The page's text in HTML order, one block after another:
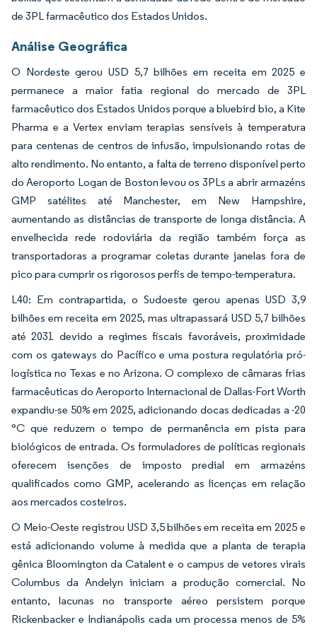
de 3PL farmacêutico dos Estados Unidos.
Análise Geográfica
O Nordeste gerou USD 5,7 bilhões em receita em 2025 e
permanece a maior fatia regional do mercado de 3PL
farmacêutico dos Estados Unidos porque a bluebird bio, a Kite
Pharma e a Vertex enviam terapias sensíveis à temperatura
para centenas de centros de infusão, impulsionando rotas de
alto rendimento. No entanto, a falta de terreno disponível perto
do Aeroporto Logan de Boston levou os 3PLs a abrir armazéns
GMP satélites até Manchester, em New Hampshire,
aumentando as distâncias de transporte de longa distância. A
envelhecida rede rodoviária da região também força as
transportadoras a programar coletas durante janelas fora de
pico para cumprir os rigorosos perfis de tempo-temperatura.
L40: Em contrapartida, o Sudoeste gerou apenas USD 3,9
bilhões em receita em 2025, mas ultrapassará USD 5,7 bilhões
até 2031 devido a regimes fiscais favoráveis, proximidade
com os gateways do Pacífico e uma postura regulatória pró-
logística no Texas e no Arizona. O complexo de câmaras frias
farmacêuticas do Aeroporto Internacional de Dallas-Fort Worth
expandiu-se 50% em 2025, adicionando docas dedicadas a -20
°C que reduzem o tempo de permanência em pista para
biológicos de entrada. Os formuladores de políticas regionais
oferecem isenções de imposto predial em armazéns
qualificados como GMP, acelerando as licenças em relação
aos mercados costeiros.
O Meio-Oeste registrou USD 3,5 bilhões em receita em 2025 e
está adicionando volume à medida que a planta de terapia
gênica Bloomington da Catalent e o campus de vetores virais
Columbus da Andelyn iniciam a produção comercial. No
entanto, lacunas no transporte aéreo persistem porque
Rickenbacker e Indianápolis cada um processa menos de 5%